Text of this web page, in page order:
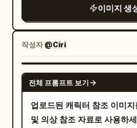
처, 디즈니 스타일의 매력, 프
러스트레이션, 영화 같은 조
로우, HDR 색 보정, 광택 렌
질감, 표현력이 풍부한 얼굴
는 따뜻한 색감, 럭셔리 포스
구도, 선명한 초점, 잡지 커버
분위기, 걸작, 수상 경력에 빛
형태를 유지하세요. 미니 캐릭터(MINI
CHARACTERS) 메인 캐릭터
물의 귀여운 미니어처 버전
세요. 각 캐릭터는
커피 따르기, 응원 문구 들기, 커
서빙하기, 동기 부여 칠판 들기
으로 표현하고, 아주 작은 검
고 뾰로통한 고양이 입, 양 볼
수염, 그리고
모양의
세요. 양 볼에는 세 개의 진한
색 타원형 볼터치를 추가하
운 검은색 외곽선, 발가락 선
단순화된 발, 캐릭터 주변의
컷 테두리, 그리고 스티커 가
이미지 생
작성자@Ciri
전체 프롬프트 보기
업로드된 캐릭터 참조 이미
및 의상 참조 자료로 사용하세요. 참조